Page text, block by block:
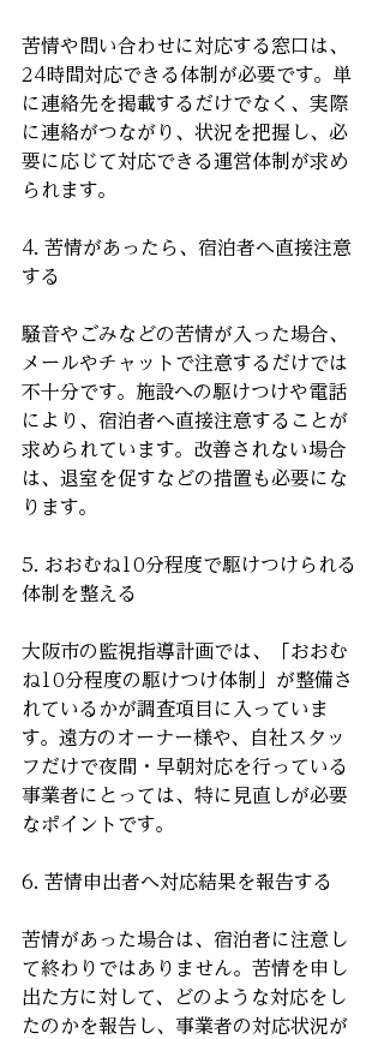
苦情や問い合わせに対応する窓口は、
24時間対応できる体制が必要です。単
に連絡先を掲載するだけでなく、実際
に連絡がつながり、状況を把握し、必
要に応じて対応できる運営体制が求め
られます。
4. 苦情があったら、宿泊者へ直接注意
する
騒音やごみなどの苦情が入った場合、
メールやチャットで注意するだけでは
不十分です。施設への駆けつけや電話
により、宿泊者へ直接注意することが
求められています。改善されない場合
は、退室を促すなどの措置も必要にな
ります。
5. おおむね10分程度で駆けつけられる
体制を整える
大阪市の監視指導計画では、「おおむ
ね10分程度の駆けつけ体制」が整備さ
れているかが調査項目に入っていま
す。遠方のオーナー様や、自社スタッ
フだけで夜間・早朝対応を行っている
事業者にとっては、特に見直しが必要
なポイントです。
6. 苦情申出者へ対応結果を報告する
苦情があった場合は、宿泊者に注意し
て終わりではありません。苦情を申し
出た方に対して、どのような対応をし
たのかを報告し、事業者の対応状況が